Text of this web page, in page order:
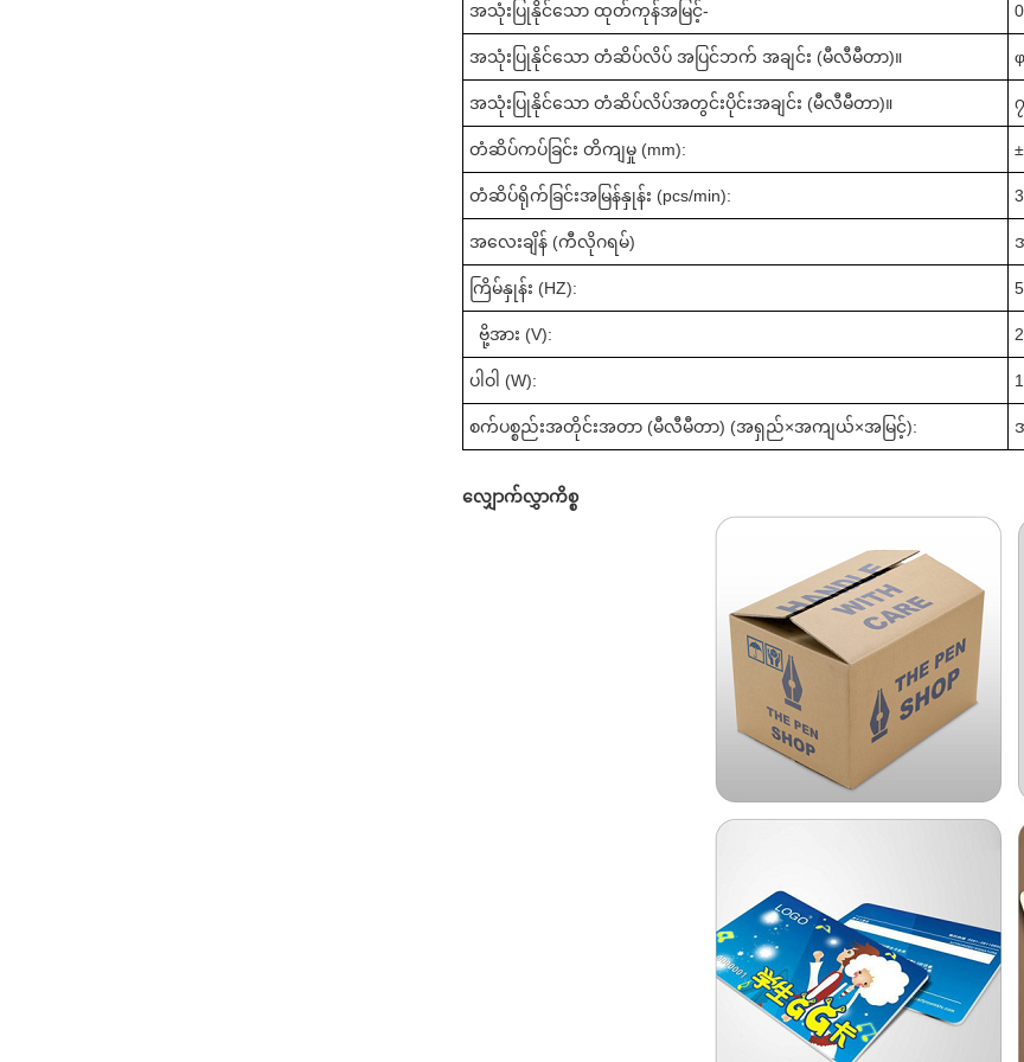
အသုံးပြုနိုင်သော ထုတ်ကုန်အမြင့်- 0
အသုံးပြုနိုင်သော တံဆိပ်လိပ် အပြင်ဘက် အချင်း (မီလီမီတာ)။ φ
အသုံးပြုနိုင်သော တံဆိပ်လိပ်အတွင်းပိုင်းအချင်း (မီလီမီတာ)။
တံဆိပ်ကပ်ခြင်း တိကျမှု (mm):
တံဆိပ်ရိုက်ခြင်းအမြန်နှုန်း (pcs/min): 3
အလေးချိန် (ကီလိုဂရမ်)
ကြိမ်နှုန်း (HZ):
ဗို့အား (V):
ပါဝါ (W):
စက်ပစ္စည်းအတိုင်းအတာ (မီလီမီတာ) (အရှည်×အကျယ်×အမြင့်):
လျှောက်လွှာကိစ္စ